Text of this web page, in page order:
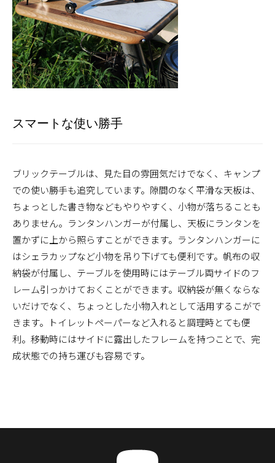
スマートな使い勝手
ブリックテーブルは、見た目の雰囲気だけでなく、キャンプ
での使い勝手も追究しています。隙間のなく平滑な天板は、
ちょっとした書き物などもやりやすく、小物が落ちることも
ありません。ランタンハンガーが付属し、天板にランタンを
置かずに上から照らすことができます。ランタンハンガーに
はシェラカップなど小物を吊り下げても便利です。帆布の収
納袋が付属し、テーブルを使用時にはテーブル両サイドのフ
レーム引っかけておくことができます。収納袋が無くならな
いだけでなく、ちょっとした小物入れとして活用するこがで
きます。トイレットペーパーなど入れると調理時とても便
利。移動時にはサイドに露出したフレームを持つことで、完
成状態での持ち運びも容易です。